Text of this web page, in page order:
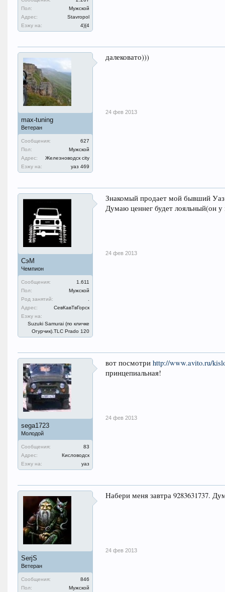
Пол:
Мужской
Адрес:
Stavropol
Езжу на:
4}{4
max-tuning
Ветеран
Сообщения:
627
Пол:
Мужской
Адрес:
Железноводск city
Езжу на:
уаз 469
далековато)))
24 фев 2013
СэМ
Чемпион
Сообщения:
1.611
Пол:
Мужской
Род занятий:
Адрес:
СевКавТвГорск
Езжу на:
Suzuki Samurai (по кличке
Огурчик).TLC Prado 120
Знакомый продает мой бывший
Думаю ценнег будет лояльный(он у
24 фев 2013
sega1723
Молодой
Сообщения:
83
Адрес:
Кисловодск
Езжу на:
уаз
вот посмотри http://www.avito.ru/
принцепиальная!
24 фев 2013
SerjS
Ветеран
Сообщения:
846
Пол:
Мужской
Набери меня завтра 9283631737.
24 фев 2013